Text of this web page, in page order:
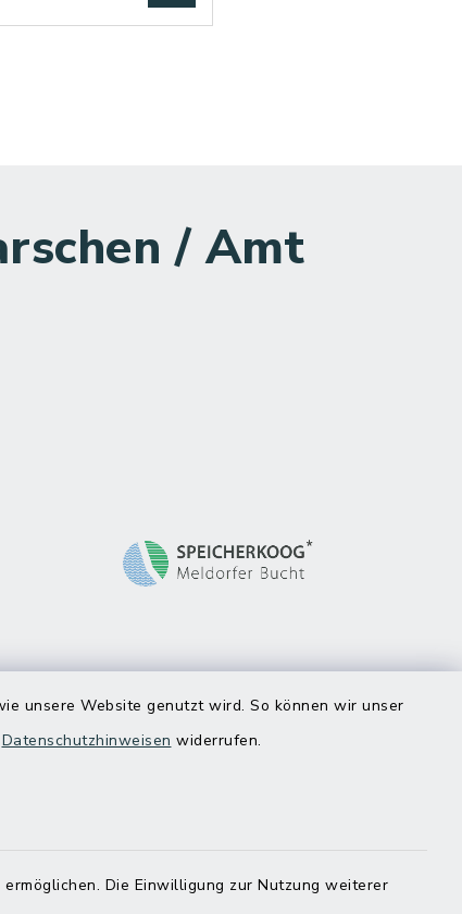
unsere Website genutzt wird. So können wir unser
Datenschutzhinweisen widerrufen.
Die Einwilligung zur Nutzung weiterer
/ Amt